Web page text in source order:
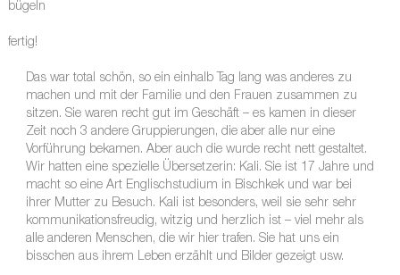
bügeln
fertig!
Das war total schön, so ein einhalb Tag lang was anderes zu
machen und mit der Familie und den Frauen zusammen zu
sitzen. Sie waren recht gut im Geschäft – es kamen in dieser
Zeit noch 3 andere Gruppierungen, die aber alle nur eine
Vorführung bekamen. Aber auch die wurde recht nett gestaltet.
Wir hatten eine spezielle Übersetzerin: Kali. Sie ist 17 Jahre und
macht so eine Art Englischstudium in Bischkek und war bei
ihrer Mutter zu Besuch. Kali ist besonders, weil sie sehr sehr
kommunikationsfreudig, witzig und herzlich ist – viel mehr als
alle anderen Menschen, die wir hier trafen. Sie hat uns ein
bisschen aus ihrem Leben erzählt und Bilder gezeigt usw.